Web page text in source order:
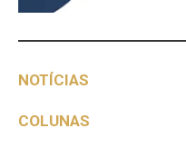
NOTÍCIAS
COLUNAS